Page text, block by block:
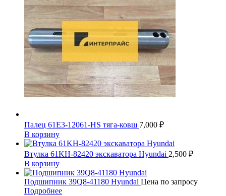
Палец 61E3-12061-HS тяга-ковш 7,000 ₽
В корзину
Втулка 61KH-82420 экскаватора Hyundai 2,500 ₽
В корзину
Подшипник 39Q8-41180 Hyundai Цена по запросу
Подробнее